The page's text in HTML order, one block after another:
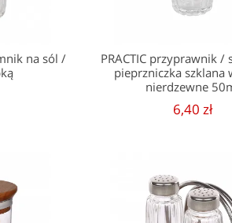
na sól /
PRACTIC przyprawnik /
pieprzniczka szklana
nierdzewne
6,40 zł